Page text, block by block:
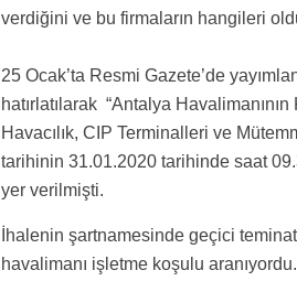
verdiğini ve bu firmaların hangileri
25 Ocak’ta Resmi Gazete’de
hatırlatılarak “Antalya Havalimanının
Havacılık, CIP Terminalleri ve
tarihinin 31.01.2020 tarihinde saat
yer verilmişti.
İhalenin şartnamesinde geçici
havalimanı işletme koşulu